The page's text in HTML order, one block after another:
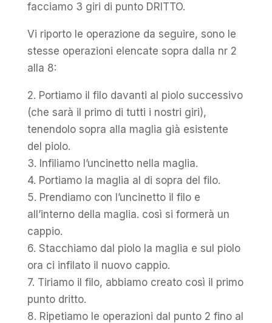
facciamo 3 giri di punto DRITTO.
Vi riporto le operazione da seguire, sono le
stesse operazioni elencate sopra dalla nr 2
alla 8:
2. Portiamo il filo davanti al piolo successivo
(che sarà il primo di tutti i nostri giri),
tenendolo sopra alla maglia già esistente
del piolo.
3. Infiliamo l’uncinetto nella maglia.
4. Portiamo la maglia al di sopra del filo.
5. Prendiamo con l’uncinetto il filo e
all’interno della maglia. così si formerà un
cappio.
6. Stacchiamo dal piolo la maglia e sul piolo
ora ci infilato il nuovo cappio.
7. Tiriamo il filo, abbiamo creato così il primo
punto dritto.
8. Ripetiamo le operazioni dal punto 2 fino al